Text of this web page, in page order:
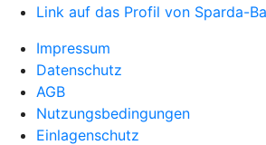
Link auf das Profil von Sparda-
Impressum
Datenschutz
AGB
Nutzungsbedingungen
Einlagenschutz